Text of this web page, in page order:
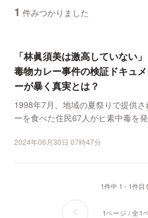
1 件みつかりました
「林眞須美は激高していない
毒物カレー事件の検証ドキュ
ーが暴く真実とは？
1998年7月、地域の夏祭りで提供さ
ーを食べた住民67人がヒ素中毒を
2024年06月30日 07時47分
1件中 1 - 1件目
1ページ / 全1